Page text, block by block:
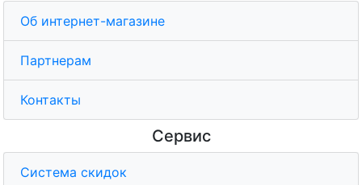
Об интернет-магазине
Партнерам
Контакты
Сервис
Система скидок